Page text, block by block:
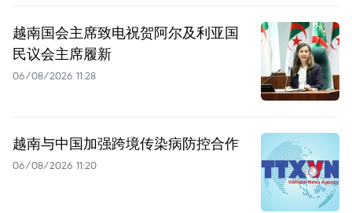
越南国会主席致电祝贺阿尔及利亚国
民议会主席履新
06/08/2026 11:28
越南与中国加强跨境传染病防控合作
06/08/2026 11:20